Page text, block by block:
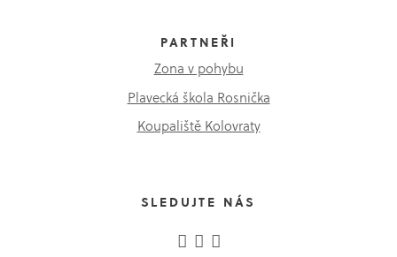
PARTNEŘI
Zona v pohybu
Plavecká škola Rosnička
Koupaliště Kolovraty
SLEDUJTE NÁS